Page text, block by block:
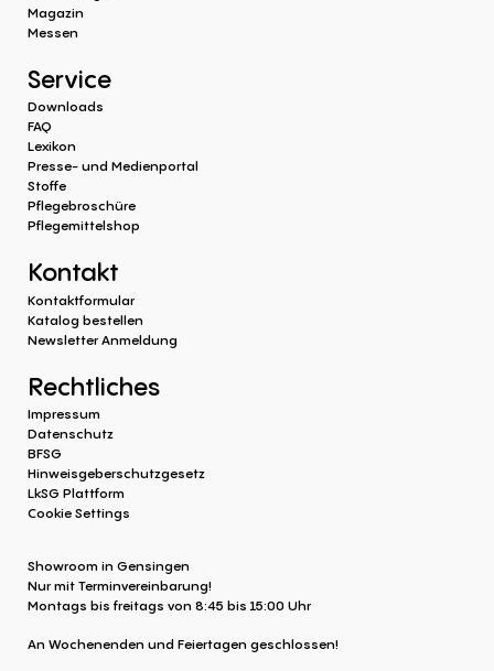
Magazin
Messen
Service
Downloads
FAQ
Lexikon
Presse- und Medienportal
Stoffe
Pflegebroschüre
Pflegemittelshop
Kontakt
Kontaktformular
Katalog bestellen
Newsletter Anmeldung
Showroom in Gensingen
Nur mit Terminvereinbarung!
Montags bis freitags von 8:45 bis 15:00 Uhr
An Wochenenden und Feiertagen geschlossen!
Rechtliches
Impressum
Datenschutz
BFSG
Hinweisgeberschutzgesetz
LkSG Plattform
Cookie Settings